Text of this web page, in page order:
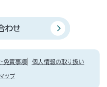
わせ
免責事項 個人情報の取り扱い
ップ